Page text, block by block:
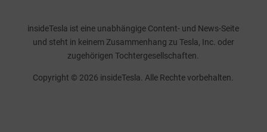
insideTesla ist eine unabhängige Content- und News-Seite
und steht in keinem Zusammenhang zu Tesla, Inc. oder
zugehörigen Tochtergesellschaften.
Copyright © 2026 insideTesla. Alle Rechte vorbehalten.